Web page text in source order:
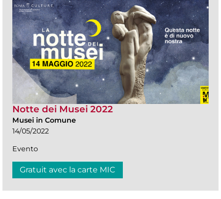
Notte dei Musei 2022
Musei in Comune
14/05/2022
Evento
Gratuit avec la carte MIC